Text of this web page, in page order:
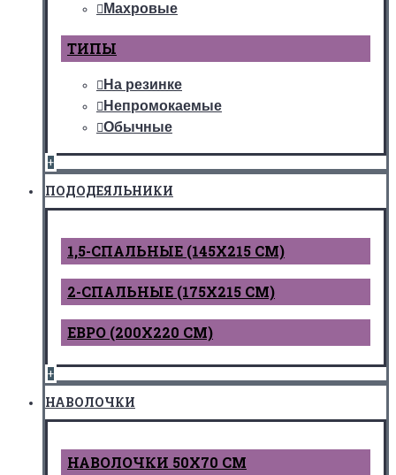
Махровые
ТИПЫ
На резинке
Непромокаемые
Обычные
+
ПОДОДЕЯЛЬНИКИ
1,5-СПАЛЬНЫЕ (145Х215 СМ)
2-СПАЛЬНЫЕ (175Х215 СМ)
ЕВРО (200Х220 СМ)
+
НАВОЛОЧКИ
НАВОЛОЧКИ 50Х70 СМ